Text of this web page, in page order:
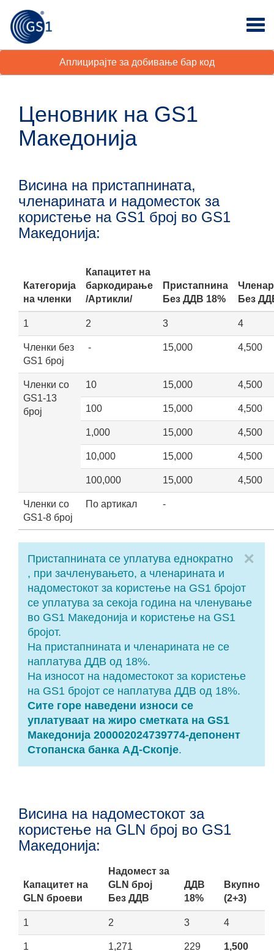
Аплицирајте за добивање бар код
Ценовник на GS1
Македонија
Висина на пристапнината,
членарината и надоместок за
користење на GS1 број во GS1
Македонија:
Категорија
на членки
Капацитет на
баркодирање
/Артикли/
Пристапнина
Без ДДВ 18%
Без
1 2 3 4
Членки без
GS1 број
- 15,000 4,500
Членки со
GS1-13
број
10 15,000 4,500
100 15,000 4,500
1,000 15,000 4,500
10,000 15,000 4,500
100,000 15,000 4,500
Членки со
GS1-8 број
По артикал -
Пристапнината се уплатува еднократно
, при зачленувањето, а членарината и
надоместокот за користење на GS1 бројот
се уплатува за секоја година на членување
во GS1 Македонија и користење на GS1
бројот.
На пристапнината и членарината не се
наплатува ДДВ од 18%.
На износот на надоместокот за користење
на GS1 бројот се наплатува ДДВ од 18%.
Сите горе наведени износи се
уплатуваат на жиро сметката на GS1
Македонија 200002024739774-депонент
Стопанска банка АД-Скопје.
Висина на надоместокот за
користење на GLN број во GS1
Македонија:
Капацитет на
GLN броеви
Надомест за
GLN број
Без ДДВ
ДДВ
18%
Вкупно
(2+3)
1 2 3 4
1 1,271 229 1,500